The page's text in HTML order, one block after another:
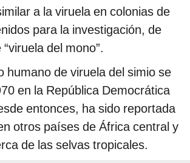
a la viruela en colonias de
para la investigación, de
del mono”.
humano de viruela del simio se
en la República Democrática
entonces, ha sido reportada
otros países de África central y
de las selvas tropicales.